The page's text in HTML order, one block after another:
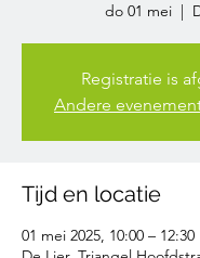
do 01 mei
  |
Registratie is
Andere
Tijd en locatie
01 mei 2025, 10:00 – 12:30